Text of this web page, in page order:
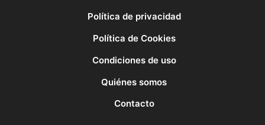
Política de privacidad
Política de Cookies
Condiciones de uso
Quiénes somos
Contacto